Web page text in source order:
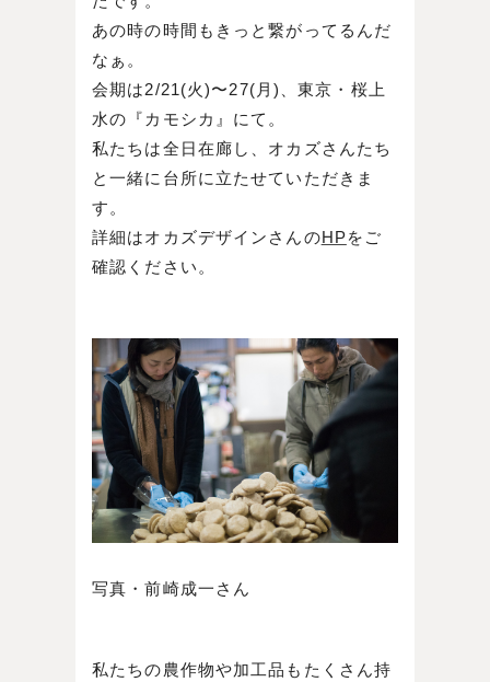
あの時の時間もきっと繋がってるんだ
なぁ。
会期は2/21(火)〜27(月)、東京・桜上
水の『カモシカ』にて。
私たちは全日在廊し、オカズさんたち
と一緒に台所に立たせていただきま
す。
詳細はオカズデザインさんのHPをご
確認ください。
写真・前崎成一さん
私たちの農作物や加工品もたくさん持